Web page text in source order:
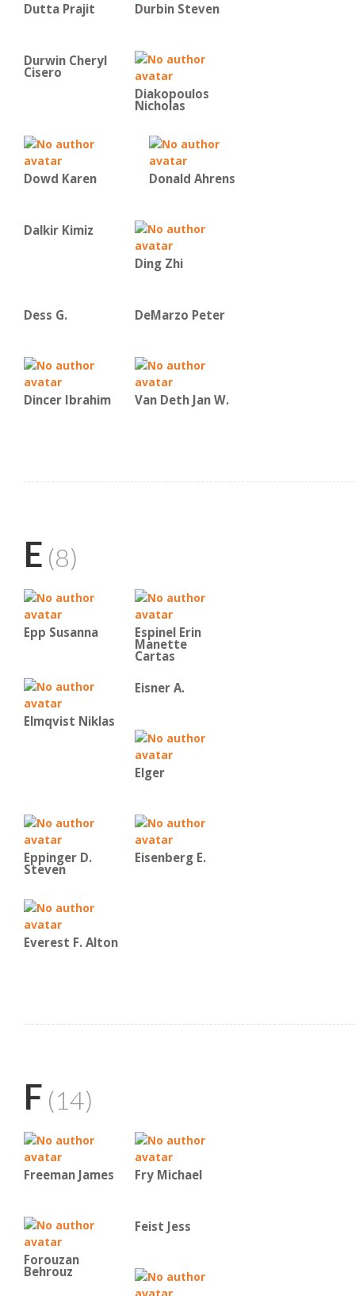
Dutta Prajit Durbin Steven
Durwin Cheryl
Cisero
Diakopoulos
Nicholas
Dowd Karen Donald Ahrens
Dalkir Kimiz
Ding Zhi
Dess G. DeMarzo Peter
Dincer Ibrahim Van Deth Jan W.
E (8)
Epp Susanna Espinel Erin
Manette
Cartas
Elmqvist Niklas
Eisner A.
Elger
Eppinger D.
Steven
Eisenberg E.
Everest F. Alton
F (14)
Freeman James Fry Michael
Forouzan
Behrouz
Feist Jess